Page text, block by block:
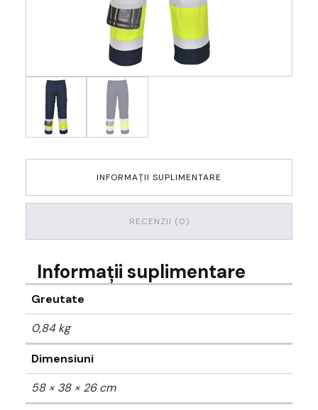
INFORMAȚII SUPLIMENTARE
RECENZII (0)
Informații suplimentare
Greutate
0,84 kg
Dimensiuni
58 × 38 × 26 cm